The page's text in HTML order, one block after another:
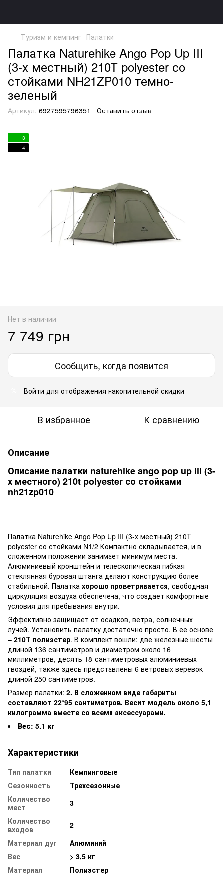
Туризм и кемпинг Палатки
Палатка Naturehike Ango Pop Up III
(3-х местный) 210T polyester со
стойками NH21ZP010 темно-
зеленый
Артикул: 6927595796351 Оставить отзыв
3
4
Нет в наличии
7 749 грн
Сообщить, когда появится
Войти для отображения накопительной скидки
В избранное К сравнению
Описание
Описание палатки naturehike ango pop up iii (3-
х местного) 210t polyester со стойками
nh21zp010
Палатка Naturehike Ango Pop Up III (3-х местный) 210T
polyester со стойками N1/2 Компактно складывается, и в
сложенном положении занимает минимум места.
Алюминиевый кронштейн и телескопическая гибкая
стеклянная буровая штанга делают конструкцию более
стабильной. Палатка хорошо проветривается, свободная
циркуляция воздуха обеспечена, что создает комфортные
условия для пребывания внутри.
Эффективно защищает от осадков, ветра, солнечных
лучей. Установить палатку достаточно просто. В ее основе
– 210Т полиэстер. В комплект вошли: две железные шесты
длиной 136 сантиметров и диаметром около 16
миллиметров, десять 18-сантиметровых алюминиевых
гвоздей, также здесь представлены 6 ветровых веревок
длиной 250 сантиметров.
Размер палатки: 2. В сложенном виде габариты
составляют 22*95 сантиметров. Весит модель около 5,1
килограмма вместе со всеми аксессуарами.
Вес: 5.1 кг
Характеристики
Тип палатки
Кемпинговые
Сезонность
Трехсезонные
Количество
мест
3
Количество
входов
2
Материал дуг
Алюминий
Вес
> 3,5 кг
Материал
Полиэстер